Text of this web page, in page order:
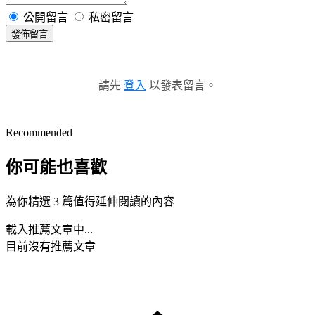
公開留言 私密留言
發佈留言
請先 登入 以發表留言。
Recommended
你可能也喜歡
為你精選 3 篇值得延伸閱讀的內容
載入推薦文章中...
目前沒有推薦文章